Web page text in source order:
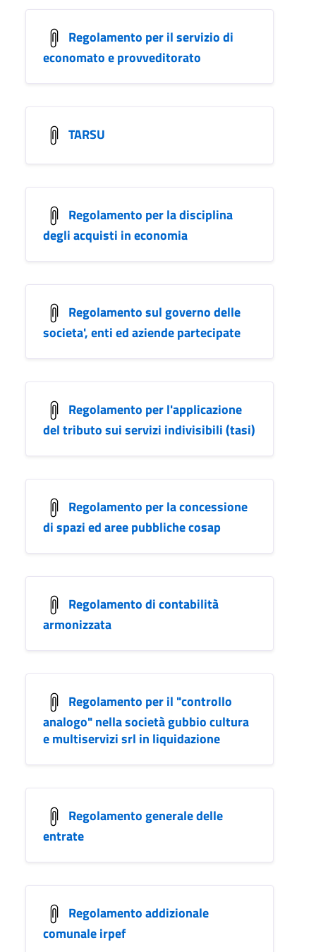
Regolamento per il servizio di
economato e provveditorato
TARSU
Regolamento per la disciplina
degli acquisti in economia
Regolamento sul governo delle
societa', enti ed aziende partecipate
Regolamento per l'applicazione
del tributo sui servizi indivisibili (tasi)
Regolamento per la concessione
di spazi ed aree pubbliche cosap
Regolamento di contabilità
armonizzata
Regolamento per il "controllo
analogo" nella società gubbio cultura
e multiservizi srl in liquidazione
Regolamento generale delle
entrate
Regolamento addizionale
comunale irpef